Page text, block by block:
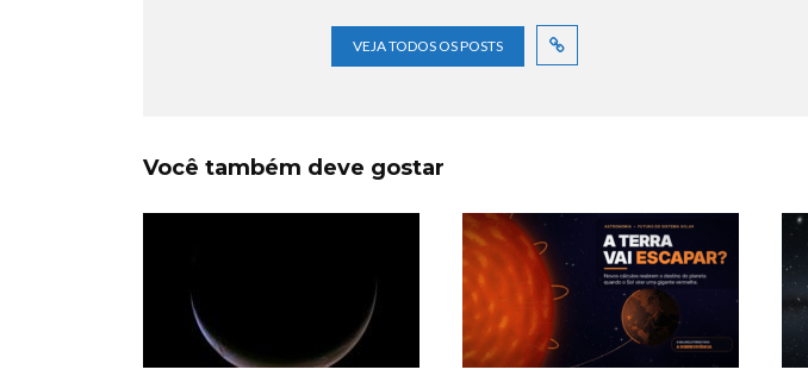
VEJA TODOS OS POSTS
Você também deve gostar